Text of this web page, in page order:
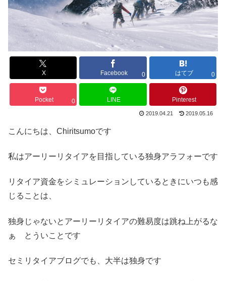
X Facebook 0 はてブ 0
Pocket 0 LINE Pinterest
2019.04.21 2019.05.16
こんにちは、Chiritsumoです
私はアーリーリタイアを目指している独身アラフォーです
リタイア資金をシミュレーションしているときにいつも感
じることは、
独身じゃないとアーリーリタイアの難易度は跳ね上がるな
ぁ とういことです
セミリタイアブログでも、大半は独身です